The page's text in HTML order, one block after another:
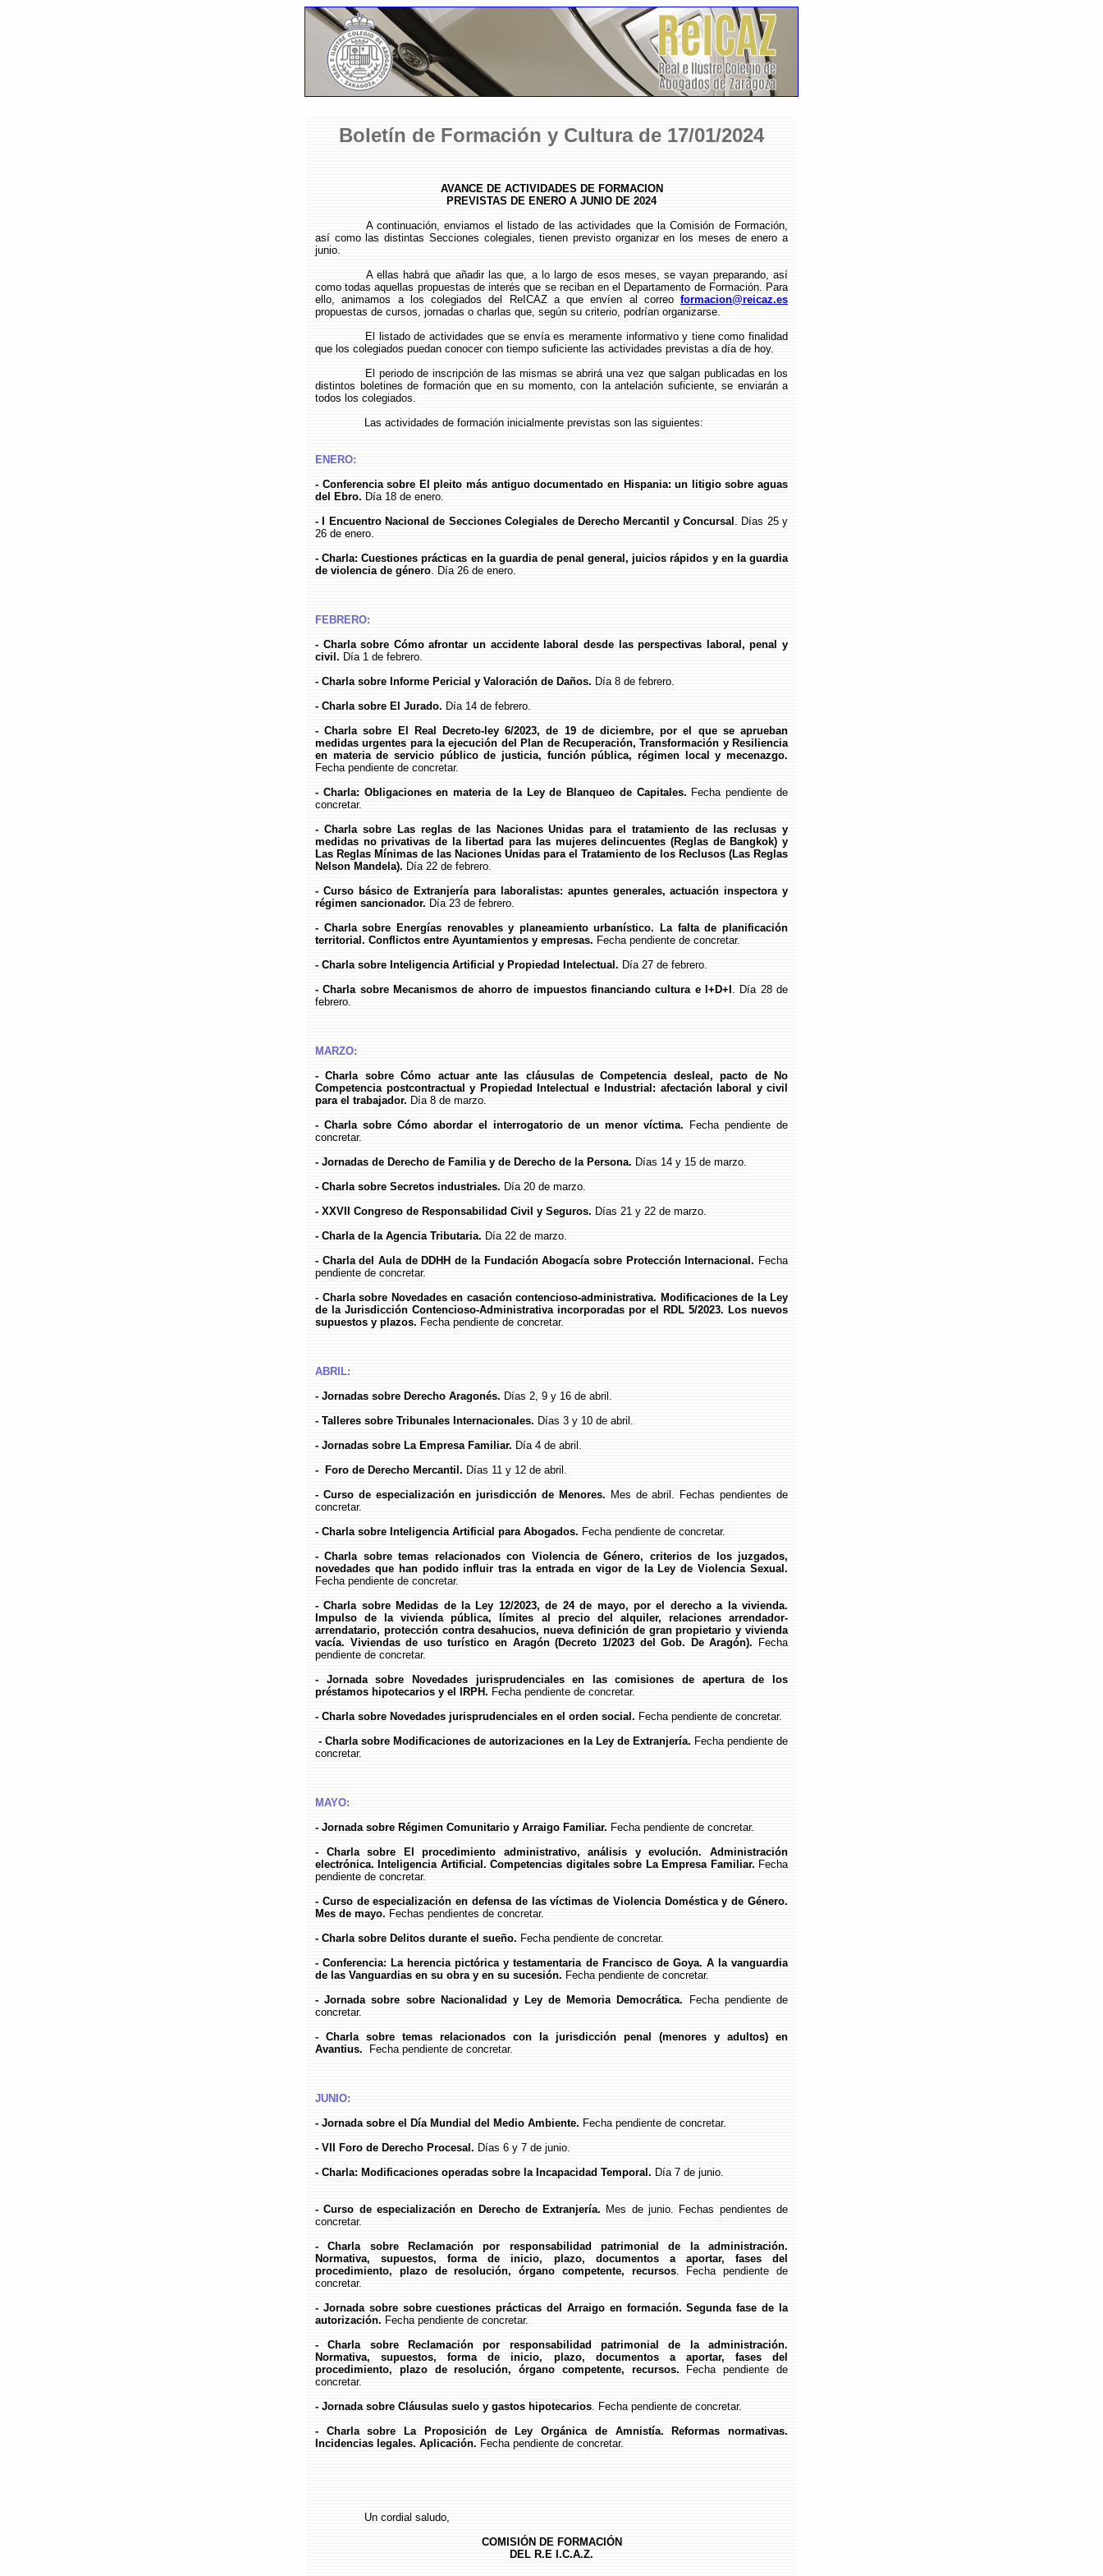
Boletín de Formación y Cultura de 17/01/2024
AVANCE DE ACTIVIDADES DE FORMACION
PREVISTAS DE ENERO A JUNIO DE 2024
A continuación, enviamos el listado de las actividades que la Comisión de Formación,
así como las distintas Secciones colegiales, tienen previsto organizar en los meses de enero a
junio.
A ellas habrá que añadir las que, a lo largo de esos meses, se vayan preparando, así
como todas aquellas propuestas de interés que se reciban en el Departamento de Formación. Para
ello, animamos a los colegiados del ReICAZ a que envíen al correo formacion@reicaz.es
propuestas de cursos, jornadas o charlas que, según su criterio, podrían organizarse.
El listado de actividades que se envía es meramente informativo y tiene como finalidad
que los colegiados puedan conocer con tiempo suficiente las actividades previstas a día de hoy.
El periodo de inscripción de las mismas se abrirá una vez que salgan publicadas en los
distintos boletines de formación que en su momento, con la antelación suficiente, se enviarán a
todos los colegiados.
Las actividades de formación inicialmente previstas son las siguientes:
ENERO:
- Conferencia sobre El pleito más antiguo documentado en Hispania: un litigio sobre aguas
del Ebro. Día 18 de enero.
- I Encuentro Nacional de Secciones Colegiales de Derecho Mercantil y Concursal . Días 25 y
26 de enero.
- Charla: Cuestiones prácticas en la guardia de penal general, juicios rápidos y en la guardia
de violencia de género. Día 26 de enero.
FEBRERO:
- Charla sobre Cómo afrontar un accidente laboral desde las perspectivas laboral, penal y
civil. Día 1 de febrero.
- Charla sobre Informe Pericial y Valoración de Daños. Día 8 de febrero.
- Charla sobre El Jurado. Día 14 de febrero.
- Charla sobre El Real Decreto-ley 6/2023, de 19 de diciembre, por el que se aprueban
medidas urgentes para la ejecución del Plan de Recuperación, Transformación y Resiliencia
en materia de servicio público de justicia, función pública, régimen local y mecenazgo.
Fecha pendiente de concretar.
- Charla: Obligaciones en materia de la Ley de Blanqueo de Capitales. Fecha pendiente de
concretar.
- Charla sobre Las reglas de las Naciones Unidas para el tratamiento de las reclusas y
medidas no privativas de la libertad para las mujeres delincuentes (Reglas de Bangkok) y
Las Reglas Mínimas de las Naciones Unidas para el Tratamiento de los Reclusos (Las Reglas
Nelson Mandela). Día 22 de febrero.
- Curso básico de Extranjería para laboralistas: apuntes generales, actuación inspectora y
régimen sancionador. Día 23 de febrero.
- Charla sobre Energías renovables y planeamiento urbanístico. La falta de planificación
territorial. Conflictos entre Ayuntamientos y empresas. Fecha pendiente de concretar.
- Charla sobre Inteligencia Artificial y Propiedad Intelectual. Día 27 de febrero.
- Charla sobre Mecanismos de ahorro de impuestos financiando cultura e I+D+I . Día 28 de
febrero.
MARZO:
- Charla sobre Cómo actuar ante las cláusulas de Competencia desleal, pacto de No
Competencia postcontractual y Propiedad Intelectual e Industrial: afectación laboral y civil
para el trabajador. Día 8 de marzo.
- Charla sobre Cómo abordar el interrogatorio de un menor víctima. Fecha pendiente de
concretar.
- Jornadas de Derecho de Familia y de Derecho de la Persona. Días 14 y 15 de marzo.
- Charla sobre Secretos industriales. Día 20 de marzo.
- XXVII Congreso de Responsabilidad Civil y Seguros. Días 21 y 22 de marzo.
- Charla de la Agencia Tributaria. Día 22 de marzo.
- Charla del Aula de DDHH de la Fundación Abogacía sobre Protección Internacional. Fecha
pendiente de concretar.
- Charla sobre Novedades en casación contencioso-administrativa. Modificaciones de la Ley
de la Jurisdicción Contencioso-Administrativa incorporadas por el RDL 5/2023. Los nuevos
supuestos y plazos. Fecha pendiente de concretar.
ABRIL:
- Jornadas sobre Derecho Aragonés. Días 2, 9 y 16 de abril.
- Talleres sobre Tribunales Internacionales. Días 3 y 10 de abril.
- Jornadas sobre La Empresa Familiar. Día 4 de abril.
- Foro de Derecho Mercantil. Días 11 y 12 de abril.
- Curso de especialización en jurisdicción de Menores. Mes de abril. Fechas pendientes de
concretar.
- Charla sobre Inteligencia Artificial para Abogados. Fecha pendiente de concretar.
- Charla sobre temas relacionados con Violencia de Género, criterios de los juzgados,
novedades que han podido influir tras la entrada en vigor de la Ley de Violencia Sexual.
Fecha pendiente de concretar.
- Charla sobre Medidas de la Ley 12/2023, de 24 de mayo, por el derecho a la vivienda.
Impulso de la vivienda pública, límites al precio del alquiler, relaciones arrendador-
arrendatario, protección contra desahucios, nueva definición de gran propietario y vivienda
vacía. Viviendas de uso turístico en Aragón (Decreto 1/2023 del Gob. De Aragón). Fecha
pendiente de concretar.
- Jornada sobre Novedades jurisprudenciales en las comisiones de apertura de los
préstamos hipotecarios y el IRPH. Fecha pendiente de concretar.
- Charla sobre Novedades jurisprudenciales en el orden social. Fecha pendiente de concretar.
- Charla sobre Modificaciones de autorizaciones en la Ley de Extranjería. Fecha pendiente de
concretar.
MAYO:
- Jornada sobre Régimen Comunitario y Arraigo Familiar. Fecha pendiente de concretar.
- Charla sobre El procedimiento administrativo, análisis y evolución. Administración
electrónica. Inteligencia Artificial. Competencias digitales sobre La Empresa Familiar. Fecha
pendiente de concretar.
- Curso de especialización en defensa de las víctimas de Violencia Doméstica y de Género.
Mes de mayo. Fechas pendientes de concretar.
- Charla sobre Delitos durante el sueño. Fecha pendiente de concretar.
- Conferencia: La herencia pictórica y testamentaria de Francisco de Goya. A la vanguardia
de las Vanguardias en su obra y en su sucesión. Fecha pendiente de concretar.
- Jornada sobre sobre Nacionalidad y Ley de Memoria Democrática. Fecha pendiente de
concretar.
- Charla sobre temas relacionados con la jurisdicción penal (menores y adultos) en
Avantius. Fecha pendiente de concretar.
JUNIO:
- Jornada sobre el Día Mundial del Medio Ambiente. Fecha pendiente de concretar.
- VII Foro de Derecho Procesal. Días 6 y 7 de junio.
- Charla: Modificaciones operadas sobre la Incapacidad Temporal. Día 7 de junio.
- Curso de especialización en Derecho de Extranjería. Mes de junio. Fechas pendientes de
concretar.
- Charla sobre Reclamación por responsabilidad patrimonial de la administración.
Normativa, supuestos, forma de inicio, plazo, documentos a aportar, fases del
procedimiento, plazo de resolución, órgano competente, recursos. Fecha pendiente de
concretar.
- Jornada sobre sobre cuestiones prácticas del Arraigo en formación. Segunda fase de la
autorización. Fecha pendiente de concretar.
- Charla sobre Reclamación por responsabilidad patrimonial de la administración.
Normativa, supuestos, forma de inicio, plazo, documentos a aportar, fases del
procedimiento, plazo de resolución, órgano competente, recursos. Fecha pendiente de
concretar.
- Jornada sobre Cláusulas suelo y gastos hipotecarios. Fecha pendiente de concretar.
- Charla sobre La Proposición de Ley Orgánica de Amnistía. Reformas normativas.
Incidencias legales. Aplicación. Fecha pendiente de concretar.
Un cordial saludo,
COMISIÓN DE FORMACIÓN
DEL R.E I.C.A.Z.